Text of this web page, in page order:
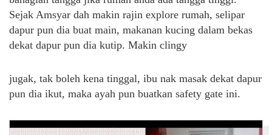
Sejak Amsyar dah makin rajin explore rumah, selipar
dapur pun dia buat main, makanan kucing dalam bekas
dekat dapur pun dia kutip. Makin clingy
jugak, tak boleh kena tinggal, ibu nak masak dekat dapur
pun dia ikut, maka ayah pun buatkan safety gate ini.